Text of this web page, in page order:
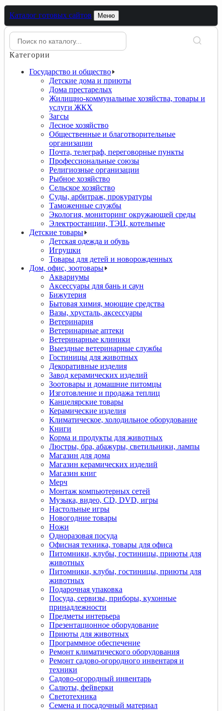
Каталог готовых сайтов Меню
Категории
Государство и общество
Детские дома и приюты
Дома престарелых
Жилищно-коммунальные хозяйства, товары и
услуги ЖКХ
Загсы
Лесное хозяйство
Общественные и благотворительные
организации
Почта, телеграф, переговорные пункты
Профессиональные союзы
Религиозные организации
Рыбное хозяйство
Сельское хозяйство
Суды, арбитраж, прокуратуры
Таможенные службы
Экология, мониторинг окружающей среды
Электростанции, ТЭЦ, котельные
Детские товары
Детская одежда и обувь
Игрушки
Товары для детей и новорожденных
Дом, офис, зоотовары
Аквариумы
Аксессуары для бань и саун
Бижутерия
Бытовая химия, моющие средства
Вазы, хрусталь, аксессуары
Ветеринария
Ветеринарные аптеки
Ветеринарные клиники
Выездные ветеринарные службы
Гостиницы для животных
Декоративные изделия
Завод керамических изделий
Зоотовары и домашние питомцы
Изготовление и продажа теплиц
Канцелярские товары
Керамические изделия
Климатическое, холодильное оборудование
Книги
Корма и продукты для животных
Люстры, бра, абажуры, светильники, лампы
Магазин для дома
Магазин керамических изделий
Магазин книг
Мерч
Монтаж компьютерных сетей
Музыка, видео, CD, DVD, игры
Настольные игры
Новогодние товары
Ножи
Одноразовая посуда
Офисная техника, товары для офиса
Питомники, клубы, гостиницы, приюты для
животных
Питомники, клубы, гостиницы, приюты для
животных
Подарочная упаковка
Посуда, сервизы, приборы, кухонные
принадлежности
Предметы интерьера
Презентационное оборудование
Приюты для животных
Программное обеспечение
Ремонт климатического оборудования
Ремонт садово-огородного инвентаря и
техники
Садово-огородный инвентарь
Салюты, фейверки
Светотехника
Семена и посадочный материал